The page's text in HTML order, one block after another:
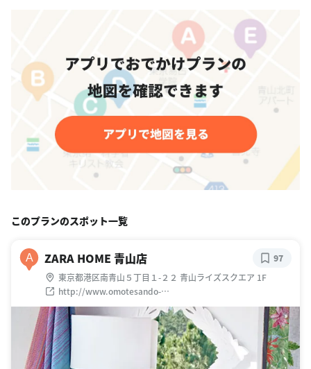
このプランのスポット一覧
A ZARA HOME 青山店
東京都港区南青山５丁目１-２２ 青山ライズスクエア 1F
http://www.omotesando-
info.com/shop/interior/shop/zarahome-aoyama.html
97